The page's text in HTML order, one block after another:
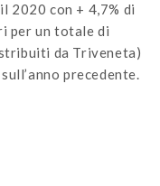
2020 con + 4,7% di
per un totale di
da Triveneta)
precedente.